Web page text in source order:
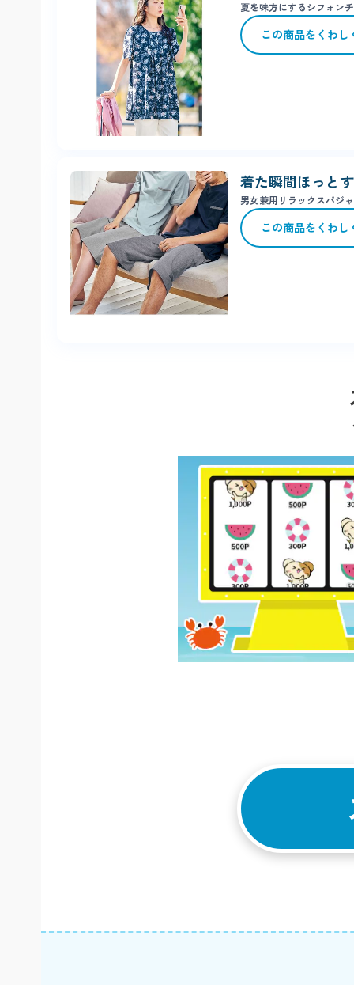
夏を味方にするシフォン
この商品を くわし
着た瞬間ほっと
男女兼用リラックスパジ
この商品を くわし